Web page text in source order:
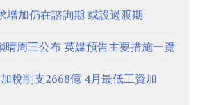
增加仍在諮詢期 或設過渡期
晴周三公布 英媒預告主要措施一覽
稅削支2668億 4月最低工資加